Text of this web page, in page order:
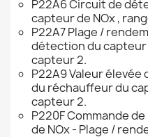
P22A6 Circuit de
capteur de NOx ,
P22A7 Plage /
détection du capteur
capteur 2.
P22A9 Valeur
du réchauffeur du
capteur 2.
P220F Commande
de NOx - Plage /